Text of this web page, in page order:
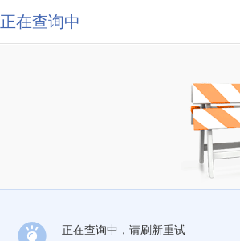
正在查询中
正在查询中，请刷新重试